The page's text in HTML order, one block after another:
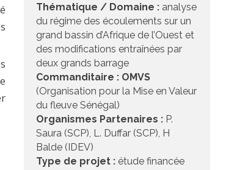
Thématique / Domaine : analyse
du régime des écoulements sur un
grand bassin d’Afrique de l’Ouest et
des modifications entraînées par
deux grands barrage
Commanditaire : OMVS
(Organisation pour la Mise en Valeur
du fleuve Sénégal)
Organismes Partenaires : P.
Saura (SCP), L. Duffar (SCP), H
Balde (IDEV)
Type de projet : étude financée